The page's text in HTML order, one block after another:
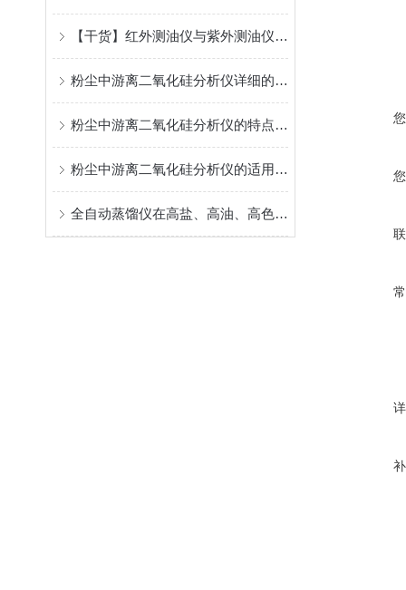
【干货】红外测油仪与紫外测油仪的区别点在这
粉尘中游离二氧化硅分析仪详细的工作过程
粉尘中游离二氧化硅分析仪的特点都在这儿了
粉尘中游离二氧化硅分析仪的适用范围广
全自动蒸馏仪在高盐、高油、高色度样品前处理中的优化技巧